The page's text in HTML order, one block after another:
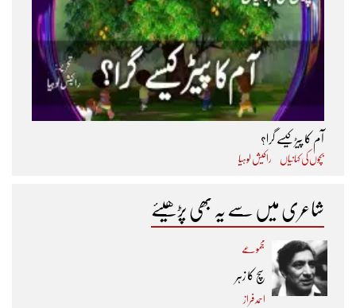
آم کا پیڑ کیسے گرا؟
بچوں کی کہانیاں راکیش لوہیا
شاعری میں سے یہ بھی پڑھیئے
مجموعے
سچ کا زہر
احمد فراز